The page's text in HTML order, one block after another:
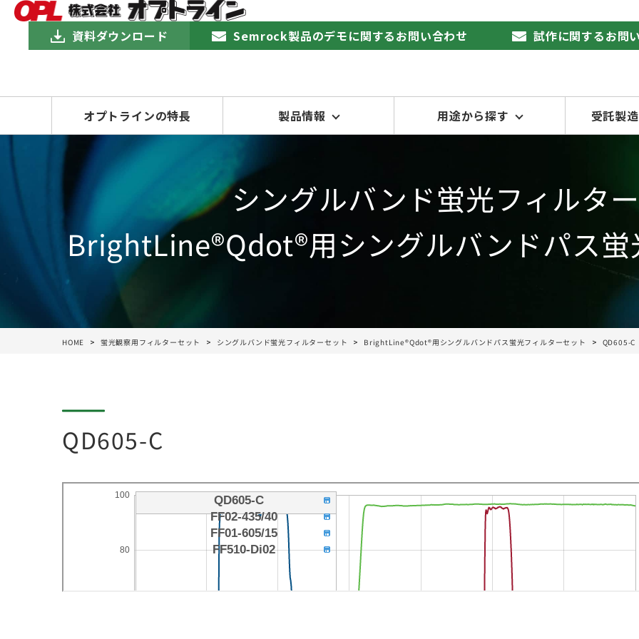
資料ダウンロード Semrock製品のデモに関するお問い合わせ 試作に関するお問
オプトラインの特長 製品情報 用途から探す 受託製
シングルバンド蛍光フィルタ
BrightLine®Qdot®用シングルバンドパス蛍
HOME 蛍光観察用フィルターセット シングルバンド蛍光フィルターセット BrightLine®Qdot®用シングルバンドパス蛍光フィルターセット QD605-C
QD605-C